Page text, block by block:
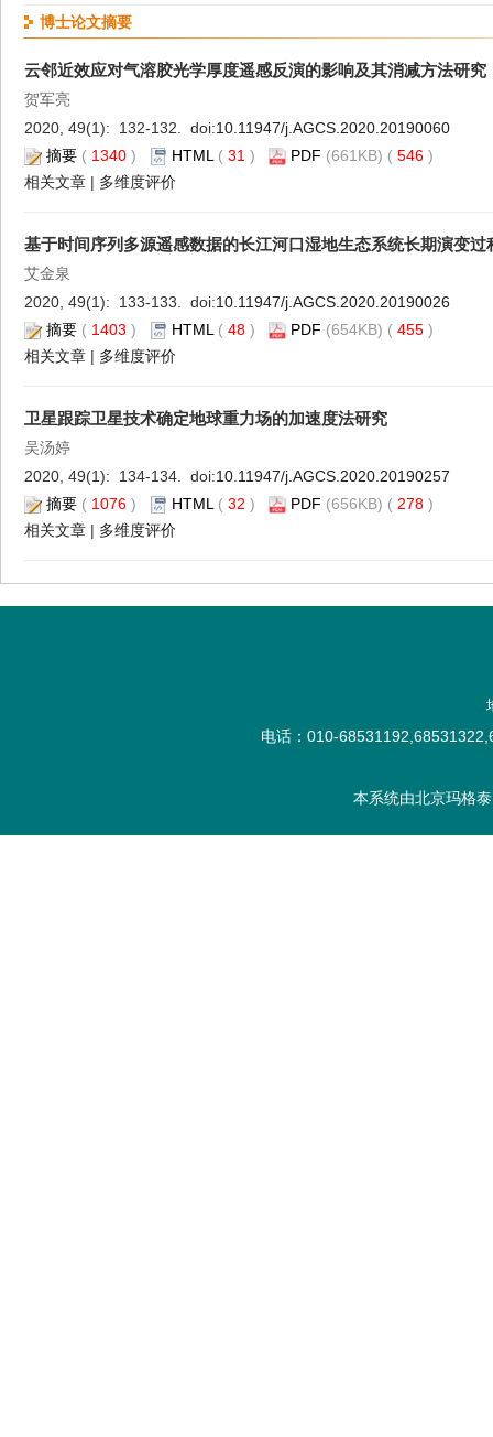
博士论文摘要
云邻近效应对气溶胶光学厚度遥感反演的影响及其消减方法研究
贺军亮
2020, 49(1): 132-132. doi:10.11947/j.AGCS.2020.20190060
摘要 ( 1340 ) HTML ( 31 ) PDF (661KB) ( 546 )
相关文章 | 多维度评价
基于时间序列多源遥感数据的长江河口湿地生态系统长期演变过
艾金泉
2020, 49(1): 133-133. doi:10.11947/j.AGCS.2020.20190026
摘要 ( 1403 ) HTML ( 48 ) PDF (654KB) ( 455 )
相关文章 | 多维度评价
卫星跟踪卫星技术确定地球重力场的加速度法研究
吴汤婷
2020, 49(1): 134-134. doi:10.11947/j.AGCS.2020.20190257
摘要 ( 1076 ) HTML ( 32 ) PDF (656KB) ( 278 )
相关文章 | 多维度评价
电话：010-
本系统由北京玛格